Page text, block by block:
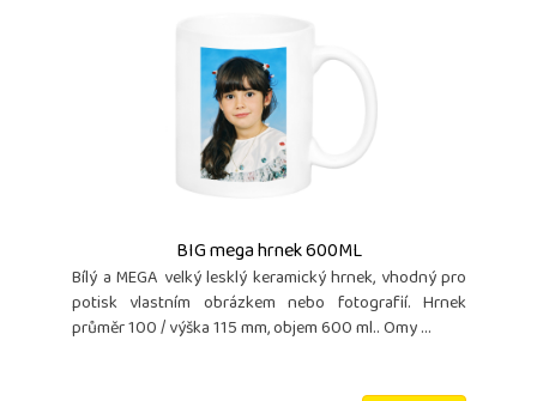
BIG mega hrnek 600ML
Bílý a MEGA velký lesklý keramický hrnek, vhodný pro
potisk vlastním obrázkem nebo fotografií. Hrnek
průměr 100 / výška 115 mm, objem 600 ml.. Omy ...